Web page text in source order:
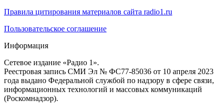
Правила цитирования материалов сайта radio1.ru
Пользовательское соглашение
Информация
Сетевое издание «Радио 1».
Реестровая запись СМИ Эл № ФС77-85036 от 10 апреля 2023
года выдано Федеральной службой по надзору в сфере связи,
информационных технологий и массовых коммуникаций
(Роскомнадзор).